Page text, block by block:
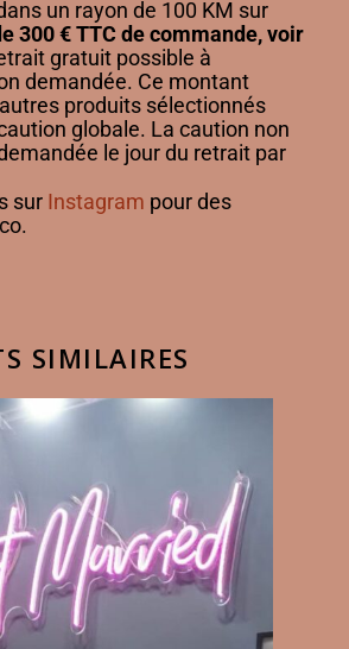
un rayon de 100 KM sur
300 € TTC de commande, voir
gratuit possible à
demandée. Ce montant
produits sélectionnés
globale. La caution non
le jour du retrait par
sur Instagram pour des
SIMILAIRES